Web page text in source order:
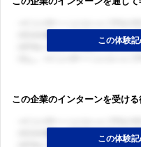
この企業のインターンを受け